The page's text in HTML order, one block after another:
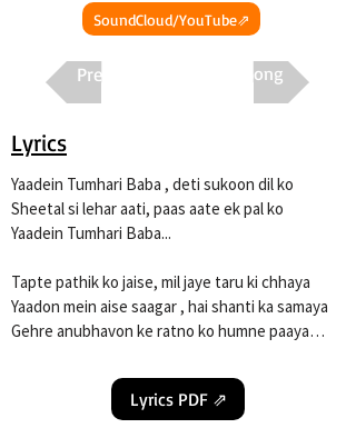
SoundCloud/YouTube⇗
Previous Next Song
Lyrics
Yaadein Tumhari Baba , deti sukoon dil ko
Sheetal si lehar aati, paas aate ek pal ko
Yaadein Tumhari Baba...
Tapte pathik ko jaise, mil jaye taru ki chhaya
Yaadon mein aise saagar , hai shanti ka samaya
Gehre anubhavon ke ratno ko humne paaya
Uljhan hai na tadpan, tanhayi na judayi
Lyrics PDF ⇗